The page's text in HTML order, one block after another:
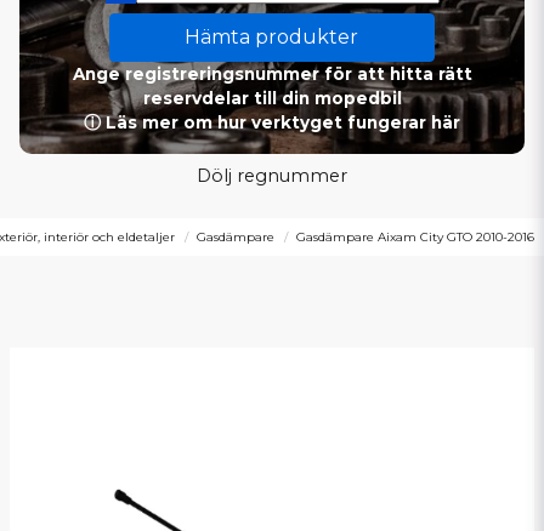
Hämta produkter
Ange registreringsnummer för att hitta rätt
reservdelar till din mopedbil
ⓘ Läs mer om hur verktyget fungerar här
Dölj regnummer
interiör och eldetaljer Gasdämpare Gasdämpare Aixam City GTO 2010-2016